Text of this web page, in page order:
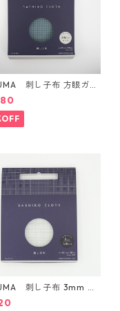
刺し子布 方眼ガイ
プ Col.5 にぶ青
刺し子布 3mm 方
ドタイプ Col.1 白